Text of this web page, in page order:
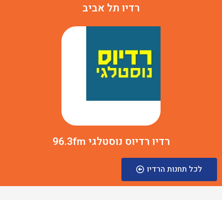
רדיו תל אביב
רדיו רדיוס נוסטלגי 96.3fm
לכל תחנות הרדיו